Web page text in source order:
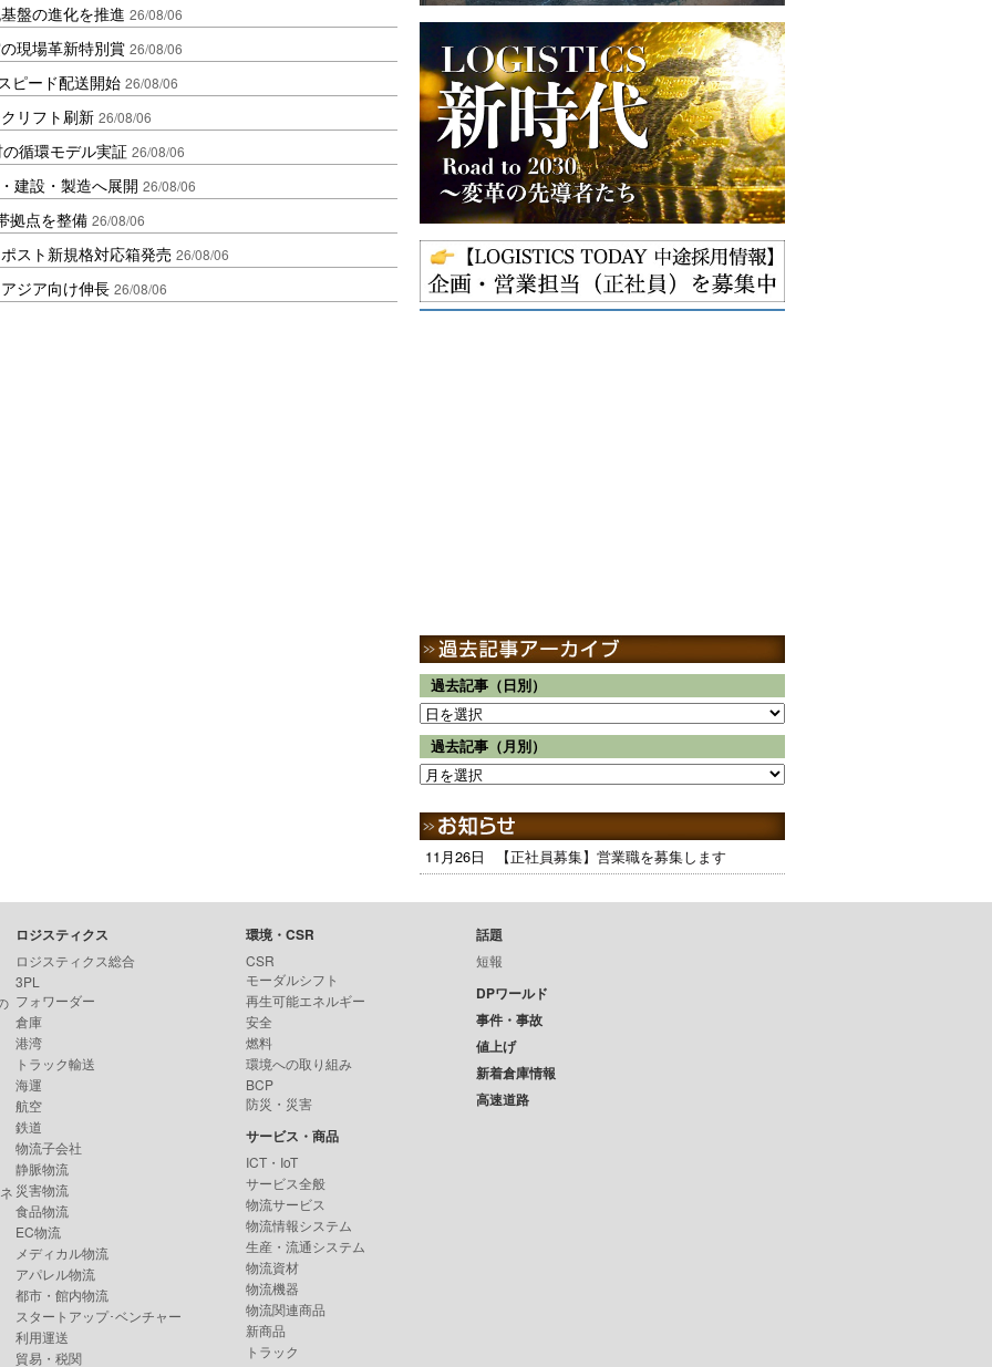
盤の進化を推進 26/08/06
現場革新特別賞 26/08/06
ピード配送開始 26/08/06
リフト刷新 26/08/06
循環モデル実証 26/08/06
建設・製造へ展開 26/08/06
拠点を整備 26/08/06
スト新規格対応箱発売 26/08/06
ジア向け伸長 26/08/06
過去記事（日別）
過去記事（月別）
11月26日 【正社員募集】営業職を募集します
ロジスティクス
ロジスティクス総合
3PL
フォワーダー
倉庫
港湾
トラック輸送
海運
航空
鉄道
物流子会社
静脈物流
災害物流
食品物流
EC物流
メディカル物流
アパレル物流
都市・館内物流
スタートアップ･ベンチャー
利用運送
貿易・税関
環境・CSR
CSR
モーダルシフト
再生可能エネルギー
安全
燃料
環境への取り組み
BCP
防災・災害
サービス・商品
ICT・IoT
サービス全般
物流サービス
物流情報システム
生産・流通システム
物流資材
物流機器
物流関連商品
新商品
トラック
話題
短報
DPワールド
事件・事故
値上げ
新着倉庫情報
高速道路